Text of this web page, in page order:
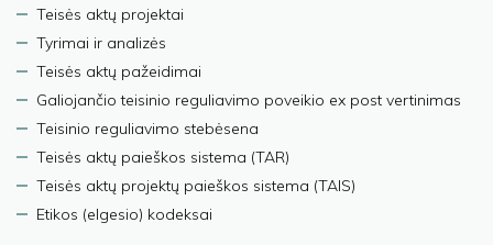
Teisės aktų projektai
Tyrimai ir analizės
Teisės aktų pažeidimai
Galiojančio teisinio reguliavimo poveikio ex post vertinimas
Teisinio reguliavimo stebėsena
Teisės aktų paieškos sistema (TAR)
Teisės aktų projektų paieškos sistema (TAIS)
Etikos (elgesio) kodeksai